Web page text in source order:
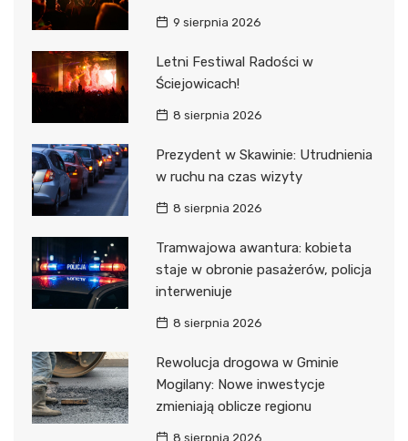
9 sierpnia 2026
Letni Festiwal Radości w
Ściejowicach!
8 sierpnia 2026
Prezydent w Skawinie: Utrudnienia
w ruchu na czas wizyty
8 sierpnia 2026
Tramwajowa awantura: kobieta
staje w obronie pasażerów, policja
interweniuje
8 sierpnia 2026
Rewolucja drogowa w Gminie
Mogilany: Nowe inwestycje
zmieniają oblicze regionu
8 sierpnia 2026